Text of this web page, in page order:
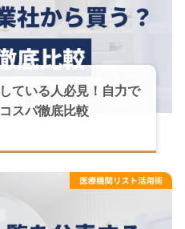
ている人必見！自力で
スパ徹底比較